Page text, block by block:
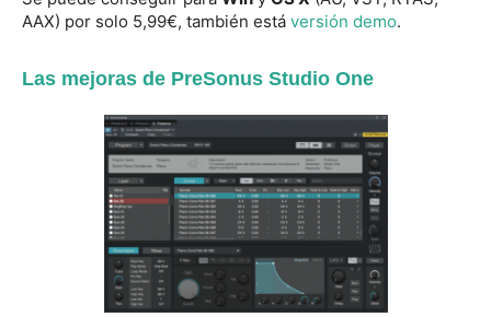
AAX) por solo 5,99€, también está versión demo.
Las mejoras de PreSonus Studio One